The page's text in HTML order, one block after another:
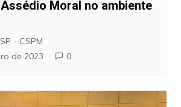
Moral no ambiente
- CSPM
de 2023
0